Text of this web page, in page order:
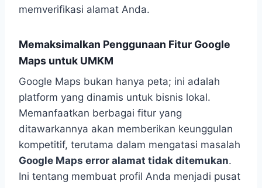
memverifikasi alamat Anda.
Memaksimalkan Penggunaan Fitur Google
Maps untuk UMKM
Google Maps bukan hanya peta; ini adalah
platform yang dinamis untuk bisnis lokal.
Memanfaatkan berbagai fitur yang
ditawarkannya akan memberikan keunggulan
kompetitif, terutama dalam mengatasi masalah
Google Maps error alamat tidak ditemukan.
Ini tentang membuat profil Anda menjadi pusat